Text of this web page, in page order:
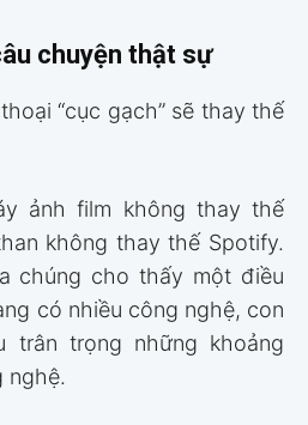
chuyện thật sự
“cục gạch” sẽ thay thế
ảnh film không thay thế
không thay thế Spotify.
chúng cho thấy một điều
có nhiều công nghệ, con
trân trọng những khoảng
nghệ.